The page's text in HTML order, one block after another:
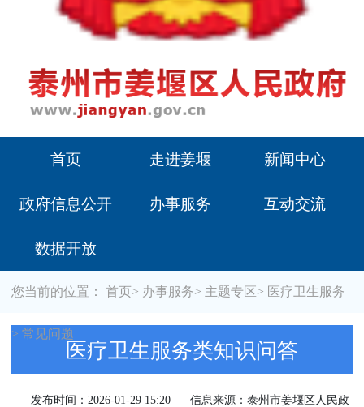
首页 走进姜堰 新闻中心
政府信息公开 办事服务 互动交流
数据开放
您当前的位置：首页> 办事服务> 主题专区> 医疗卫生服务
> 常见问题
医疗卫生服务类知识问答
发布时间：2026-01-29 15:20
信息来源：泰州市姜堰区人民政